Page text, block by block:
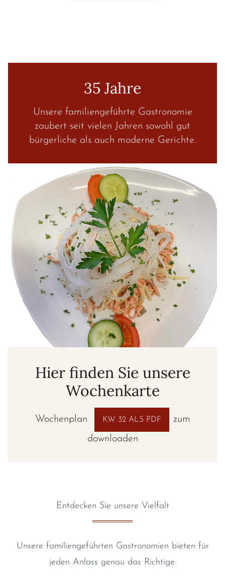
35 Jahre
Unsere familiengeführte Gastronomie
zaubert seit vielen Jahren sowohl gut
bürgerliche als auch moderne Gerichte.
Hier finden Sie unsere
Wochenkarte
Wochenplan KW 32 ALS PDF
zum
downloaden
Entdecken Sie unsere Vielfalt
Unsere familiengeführten Gastronomien bieten für
jeden Anlass genau das Richtige.